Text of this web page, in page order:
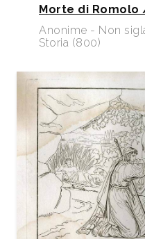
Morte di Romolo
Anonime - Non
Storia (800)